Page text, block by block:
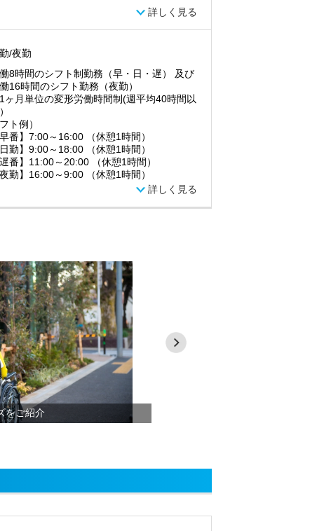
詳しく見る
/夜勤
8時間のシフト制勤務（早・日・遅） 及び
16時間のシフト勤務（夜勤）
ヶ月単位の変形労働時間制(週平均40時間以
ト例）
早番】7:00～16:00 （休憩1時間）
日勤】9:00～18:00 （休憩1時間）
遅番】11:00～20:00 （休憩1時間）
夜勤】16:00～9:00 （休憩1時間）
詳しく見る
をご紹介